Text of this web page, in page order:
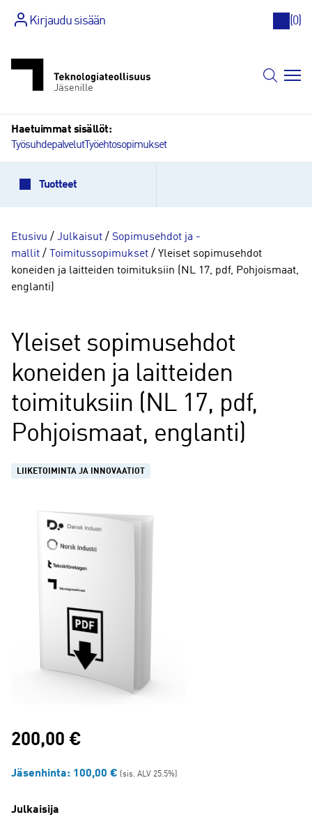
sisältöön
Kirjaudu sisään (0)
Haetuimmat sisällöt:
TyösuhdepalvelutTyöehtosopimukset
Tuotteet
Etusivu / Julkaisut / Sopimusehdot ja -
mallit / Toimitussopimukset / Yleiset sopimusehdot
koneiden ja laitteiden toimituksiin (NL 17, pdf, Pohjoismaat,
englanti)
Yleiset sopimusehdot
koneiden ja laitteiden
toimituksiin (NL 17, pdf,
Pohjoismaat, englanti)
LIIKETOIMINTA JA INNOVAATIOT
200,00 €
Jäsenhinta: 100,00 € (sis. ALV 25.5%)
Julkaisija